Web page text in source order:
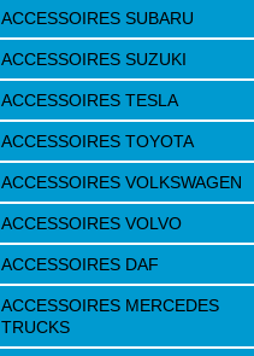
ACCESSOIRES SUBARU
ACCESSOIRES SUZUKI
ACCESSOIRES TESLA
ACCESSOIRES TOYOTA
ACCESSOIRES VOLKSWAGEN
ACCESSOIRES VOLVO
ACCESSOIRES DAF
ACCESSOIRES MERCEDES
TRUCKS